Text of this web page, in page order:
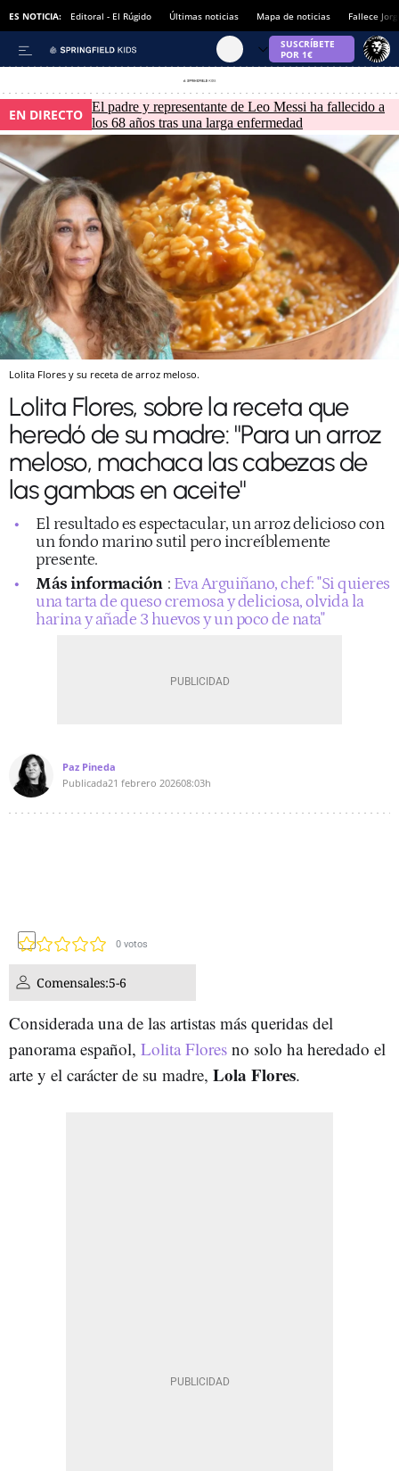
ES NOTICIA: Editoral - El Rúgido Últimas noticias Mapa de noticias Fallece
EN DIRECTO El padre y representante de Leo Messi ha fallecido a
los 68 años tras una larga enfermedad
Lolita Flores y su receta de arroz meloso.
Lolita Flores, sobre la receta que
heredó de su madre: "Para un arroz
meloso, machaca las cabezas de
las gambas en aceite"
El resultado es espectacular, un arroz delicioso con
un fondo marino sutil pero increíblemente
presente.
Más información : Eva Arguiñano, chef: "Si quieres
una tarta de queso cremosa y deliciosa, olvida la
harina y añade 3 huevos y un poco de nata"
Paz Pineda
Publicada21 febrero 202608:03h
0 votos
Comensales:5-6
Considerada una de las artistas más queridas del
panorama español, Lolita Flores no solo ha heredado el
arte y el carácter de su madre, Lola Flores.